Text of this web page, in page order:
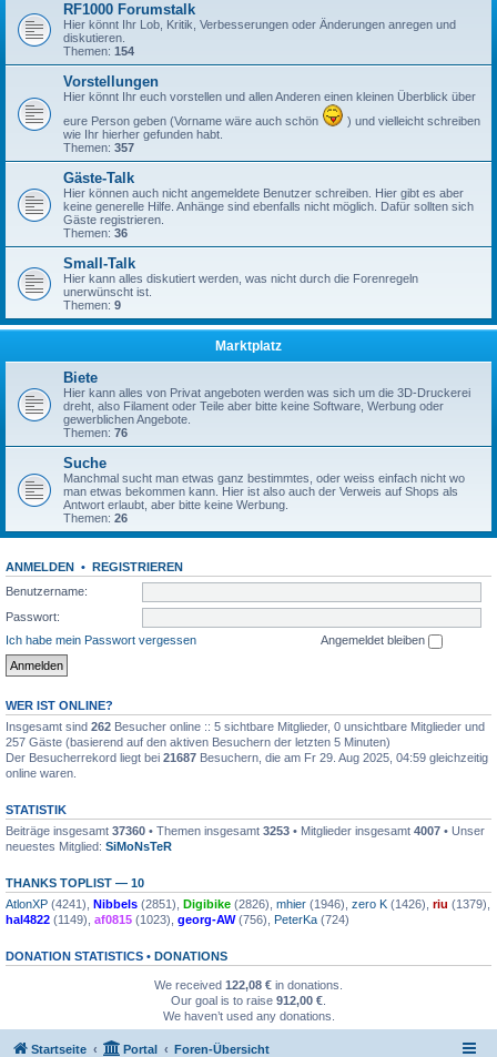
RF1000 Forumstalk
Hier könnt Ihr Lob, Kritik, Verbesserungen oder Änderungen anregen und
diskutieren.
Themen: 154
Vorstellungen
Hier könnt Ihr euch vorstellen und allen Anderen einen kleinen Überblick über
eure Person geben (Vorname wäre auch schön
) und vielleicht schreiben
wie Ihr hierher gefunden habt.
Themen: 357
Gäste-Talk
Hier können auch nicht angemeldete Benutzer schreiben. Hier gibt es aber
keine generelle Hilfe. Anhänge sind ebenfalls nicht möglich. Dafür sollten sich
Gäste registrieren.
Themen: 36
Small-Talk
Hier kann alles diskutiert werden, was nicht durch die Forenregeln
unerwünscht ist.
Themen: 9
Marktplatz
Biete
Hier kann alles von Privat angeboten werden was sich um die 3D-Druckerei
dreht, also Filament oder Teile aber bitte keine Software, Werbung oder
gewerblichen Angebote.
Themen: 76
Suche
Manchmal sucht man etwas ganz bestimmtes, oder weiss einfach nicht wo
man etwas bekommen kann. Hier ist also auch der Verweis auf Shops als
Antwort erlaubt, aber bitte keine Werbung.
Themen: 26
ANMELDEN • REGISTRIEREN
Benutzername:
Passwort:
Ich habe mein Passwort vergessen
Angemeldet bleiben
WER IST ONLINE?
Insgesamt sind 262 Besucher online :: 5 sichtbare Mitglieder, 0 unsichtbare Mitglieder und
257 Gäste (basierend auf den aktiven Besuchern der letzten 5 Minuten)
Der Besucherrekord liegt bei 21687 Besuchern, die am Fr 29. Aug 2025, 04:59 gleichzeitig
online waren.
STATISTIK
Beiträge insgesamt 37360 • Themen insgesamt 3253 • Mitglieder insgesamt 4007 • Unser
neuestes Mitglied: SiMoNsTeR
THANKS TOPLIST — 10
AtlonXP (4241), Nibbels (2851), Digibike (2826), mhier (1946), zero K (1426), riu (1379),
hal4822 (1149), af0815 (1023), georg-AW(756), PeterKa (724)
DONATION STATISTICS • DONATIONS
We received 122,08 € in donations.
Our goal is to raise 912,00 €
We haven’t used any donations.
Startseite Portal Foren-Übersicht